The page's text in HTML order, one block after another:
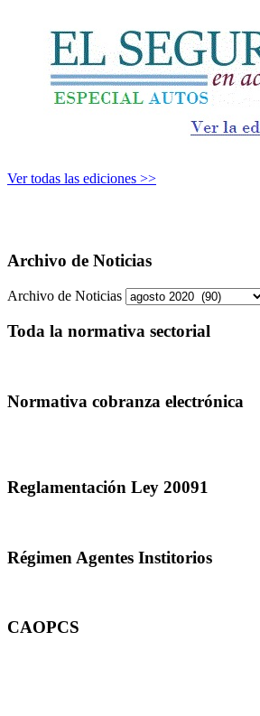
Ver todas las ediciones >>
Archivo de Noticias
Archivo de Noticias
Toda la normativa sectorial
Normativa cobranza electrónica
Reglamentación Ley 20091
Régimen Agentes Institorios
CAOPCS